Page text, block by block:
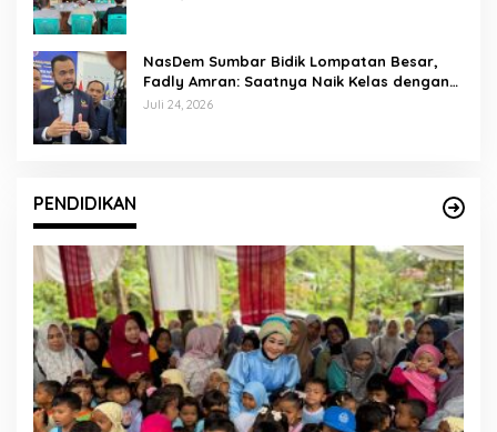
NasDem Sumbar Bidik Lompatan Besar,
Fadly Amran: Saatnya Naik Kelas dengan
Kader Berkualitas
Juli 24, 2026
PENDIDIKAN